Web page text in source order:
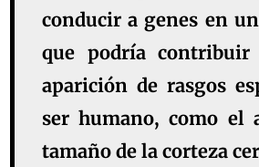
conducir a genes en
que podría
aparición de rasgos
ser humano, como el
tamaño de la corteza